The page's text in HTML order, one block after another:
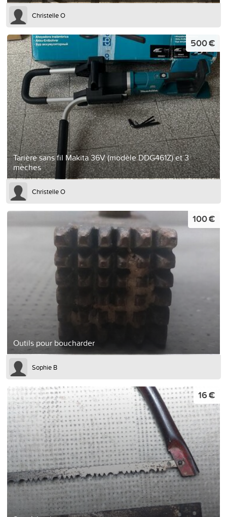
Christelle O
Tarière sans fil Makita 36V (modèle DDG461Z) et 3
mèches
500 €
Christelle O
Outils pour boucharder
100 €
Sophie B
16 €